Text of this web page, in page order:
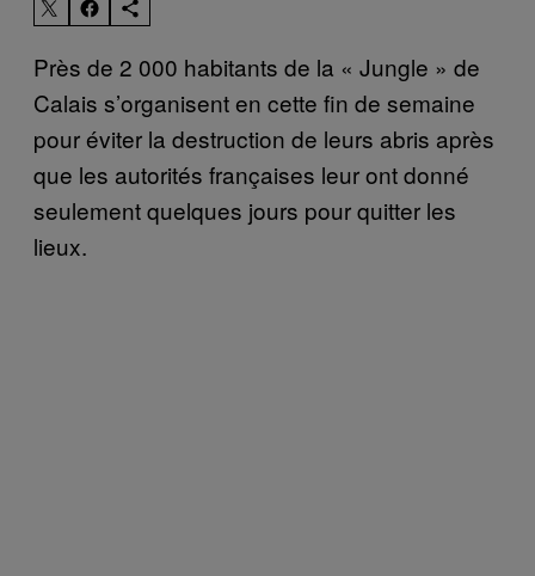
Près de 2 000 habitants de la « Jungle » de
Calais s’organisent en cette fin de semaine
pour éviter la destruction de leurs abris après
que les autorités françaises leur ont donné
seulement quelques jours pour quitter les
lieux.